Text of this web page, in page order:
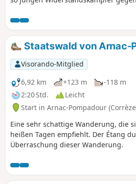
Dank an euch: Mario, Charles, Athos,
Léon, André, Jacques, Jean, Marcel,
Damit wir nicht vergessen.
Staatswald von Arnac-
Visorando-Mitglied
6,92 km
+123 m
-118 m
2:20 Std.
Leicht
Start in Arnac-Pompadour
Eine sehr schattige Wanderung, die
heißen Tagen empfiehlt. Der Étang
Überraschung dieser Wanderung.